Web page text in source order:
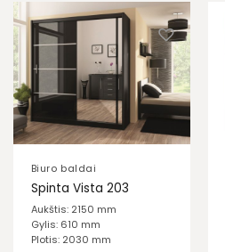
Biuro baldai
Spinta Vista 203
Aukštis: 2150 mm
Gylis: 610 mm
Plotis: 2030 mm